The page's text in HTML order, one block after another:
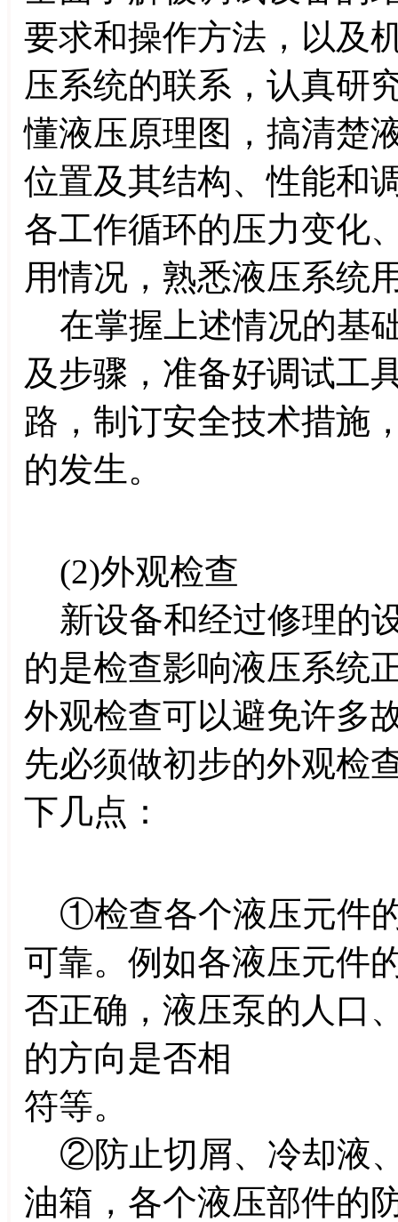
要求和操作方法，以及
压系统的联系，认真研
懂液压原理图，搞清楚
位置及其结构、性能和
各工作循环的压力变化
用情况，熟悉液压系统
在掌握上述情况的基
及步骤，准备好调试工
路，制订安全技术措施
的发生。
(2)外观检查
新设备和经过修理的
的是检查影响液压系统
外观检查可以避免许多
先必须做初步的外观检
下几点：
①检查各个液压元件
可靠。例如各液压元件
否正确，液压泵的人口
的方向是否相
符等。
②防止切屑、冷却液
油箱，各个液压部件的